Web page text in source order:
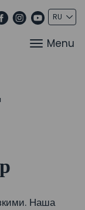
Menu
Наша